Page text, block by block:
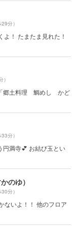
29分）
！ たまたま見れた！
）
郷土料理 鯛めし かど
33分）
円満寺💕 お結び玉とい
のゆ）
30分）
ないよ！！ 他のフロア